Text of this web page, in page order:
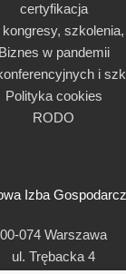
Izba
00-074 Warszawa
ul. Trębacka 4
certyfikacja
Biznes w pandemii
i
Polityka cookies
RODO